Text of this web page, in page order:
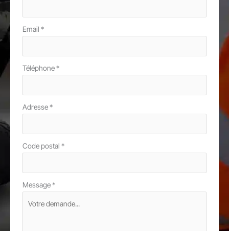
Email *
Téléphone*
Adresse*
Code postal *
Message*